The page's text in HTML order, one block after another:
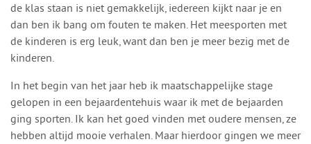
de klas staan is niet gemakkelijk, iedereen kijkt naar je en
dan ben ik bang om fouten te maken. Het meesporten met
de kinderen is erg leuk, want dan ben je meer bezig met de
kinderen.
In het begin van het jaar heb ik maatschappelijke stage
gelopen in een bejaardentehuis waar ik met de bejaarden
ging sporten. Ik kan het goed vinden met oudere mensen, ze
hebben altijd mooie verhalen. Maar hierdoor gingen we meer